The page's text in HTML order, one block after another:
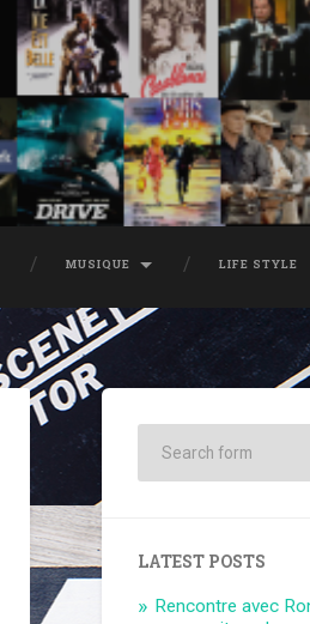
MUSIQUE LIFE STYLE
LATEST POSTS
Rencontre avec